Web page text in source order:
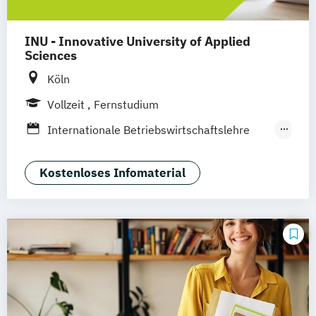
Public Relations und Kommunikation
Social Media
INU - Innovative University of Applied
Sciences
Köln
Vollzeit
Fernstudium
Internationale Betriebswirtschaftslehre
Social Media Management
Kostenloses Infomaterial